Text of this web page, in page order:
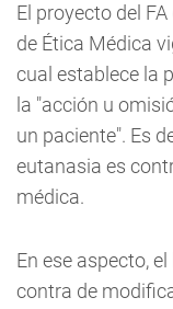
El proyecto del
de Ética Médica
cual establece la
la "acción u
un paciente". Es
eutanasia es
médica.
En ese aspecto,
contra de